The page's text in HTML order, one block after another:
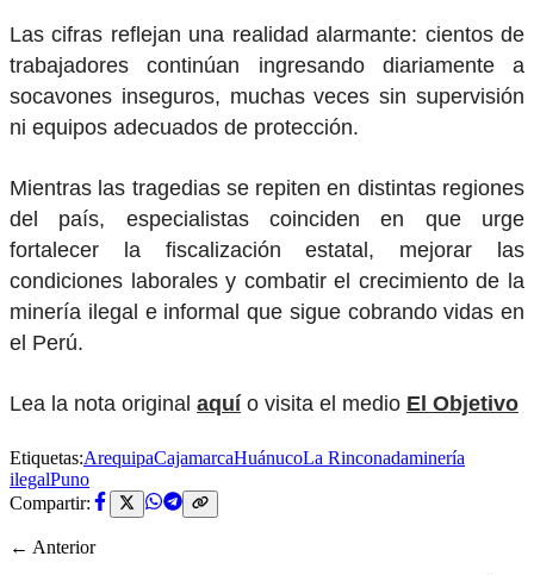
Las cifras reflejan una realidad alarmante: cientos de
trabajadores continúan ingresando diariamente a
socavones inseguros, muchas veces sin supervisión
ni equipos adecuados de protección.
Mientras las tragedias se repiten en distintas regiones
del país, especialistas coinciden en que urge
fortalecer la fiscalización estatal, mejorar las
condiciones laborales y combatir el crecimiento de la
minería ilegal e informal que sigue cobrando vidas en
el Perú.
Lea la nota original aquío visita el medio El Objetivo
Etiquetas:ArequipaCajamarcaHuánucoLa Rinconadaminería
ilegalPuno
Compartir:
← Anterior